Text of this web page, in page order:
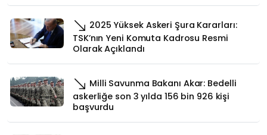
2025 Yüksek Askeri Şura Kararları:
TSK’nın Yeni Komuta Kadrosu Resmi
Olarak Açıklandı
Milli Savunma Bakanı Akar: Bedelli
askerliğe son 3 yılda 156 bin 926 kişi
başvurdu